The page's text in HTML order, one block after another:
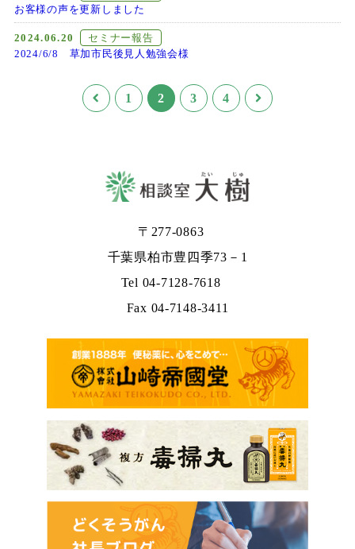
お客様の声を更新しました
2024.06.20
セミナー報告
2024/6/8 草加市民後見人勉強会様
1 2 3 4
〒277-0863
千葉県柏市豊四季73－1
Tel 04-7128-7618
Fax 04-7148-3411